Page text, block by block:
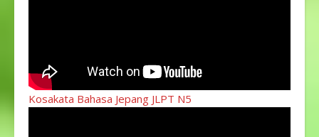
Kosakata Bahasa Jepang JLPT N5